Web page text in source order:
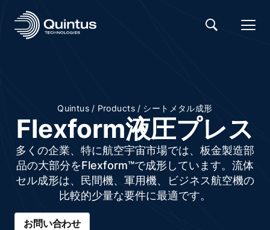
Quintus / Products / シートメタル成形
Flexform液圧プレス
多くの企業、特に航空宇宙市場では、板金製造部
品の大部分をFlexform™で成形しています。流体
セル成形は、民間機、軍用機、ビジネス航空機の
比較的少量な要件に最適です。
お問い合わせ